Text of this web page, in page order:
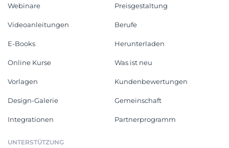
Webinare
Videoanleitungen
E-Books
Online Kurse
Vorlagen
Design-Galerie
Integrationen
Preisgestaltung
Berufe
Herunterladen
Was ist neu
Kundenbewertungen
Gemeinschaft
Partnerprogramm
UNTERSTÜTZUNG